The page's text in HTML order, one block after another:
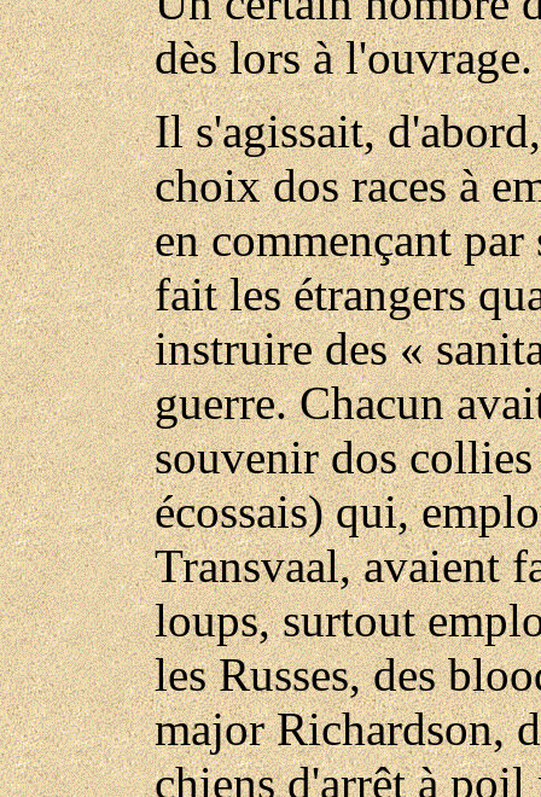
dès lors à l'ouvrage.
Il s'agissait,
choix dos races à
en commençant
fait les étrangers
instruire des «
guerre. Chacun
souvenir dos
écossais) qui,
Transvaal, avaient
loups, surtout
les Russes, des
major Richardson,
chiens d'arrêt à poil